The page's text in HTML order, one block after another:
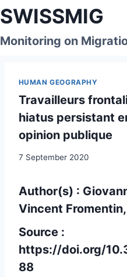
Skip
to
content
SWISSMIG
Monitoring on
HUMAN GEOGRAPHY
Travailleurs
hiatus persistant
opinion publique
7 September 2020
Author(s) :
Vincent
Source :
https://doi.org/
88